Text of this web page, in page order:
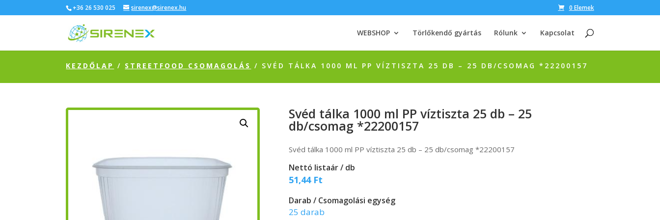
+36 26 530 025 sirenex@sirenex.hu 0 Elemek
WEBSHOP Törlőkendő gyártás Rólunk Kapcsolat
KEZDŐLAP / STREETFOOD CSOMAGOLÁS / SVÉD TÁLKA 1000 ML PP VÍZTISZTA 25 DB – 25 DB/CSOMAG *22200157
Svéd tálka 1000 ml PP víztiszta 25 db – 25
db/csomag *22200157
Svéd tálka 1000 ml PP víztiszta 25 db – 25 db/csomag *22200157
Nettó listaár / db
51,44 Ft
Darab / Csomagolási egység
25 darab